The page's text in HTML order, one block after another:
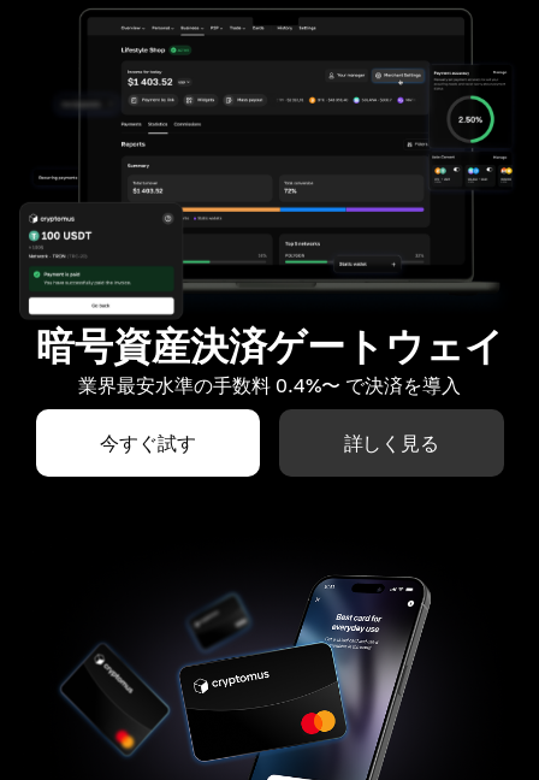
暗号資産決済ゲートウェイ
業界最安水準の手数料 0.4%〜 で決済を導入
今すぐ試す 詳しく見る